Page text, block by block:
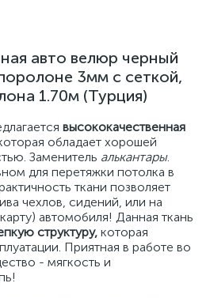
авто велюр черный
3мм с сеткой,
1.70м (Турция)
высококачественная
обладает хорошей
Заменитель алькантары.
для перетяжки потолка в
ткани позволяет
чехлов, сидений, или на
автомобиля! Данная ткань
структуру, которая
Приятная в работе во
- мягкость и